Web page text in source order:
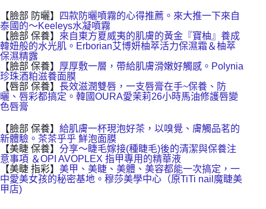
【臉部 防曬】
四款防曬噴霧的心得推薦。來大推一下來自
泰國的～Keeleys水凝噴霧
【臉部 保養】 來自東方夏威夷的肌膚的黃金『寶柚』養成
韓妞般的水光肌。Erborian艾博妍柚萃活力保濕霜＆柚萃
保濕精露
【臉部 保養】 厚厚敷一層，帶給肌膚滑嫩好觸感。Polynia
珍珠酒粕滋養面膜
【唇部 保養】 長效滋潤雙唇，一支唇膏在手~保養、防
曬、唇彩都搞定。韓國OURA愛茉莉26小時馬油修護唇變
色唇膏
【臉部 保養】 給肌膚一杯現泡好茶，以嗅覺、膚觸品茗的
新體驗。茶茶乎乎 鮮泡面膜
【美睫 保養】 分享～睫毛嫁接(種睫毛)後的清潔與保養注
意事項 ＆OPI AVOPLEX 指甲專用的精華液
【美睫 指彩】 美甲、美睫、美體、美容都能一次搞定，一
中愛美女孩的秘密基地。穆莎美學中心（原TiTi nail魔睫美
甲店)